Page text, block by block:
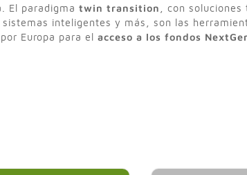
El paradigma twin transition
, con
inteligentes y más, son las
Europa para el acceso a los fondos